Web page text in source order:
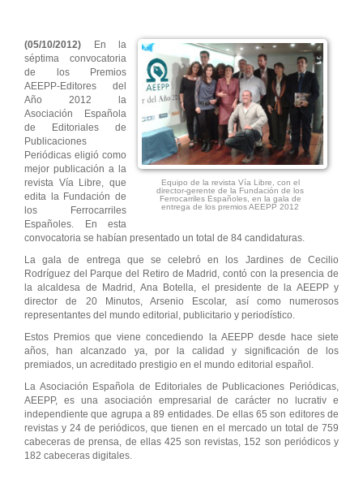
Equipo de la revista Vía Libre, con el
director-gerente de la Fundación de los
Ferrocarriles Españoles, en la gala de
entrega de los premios AEEPP 2012
(05/10/2012)
En la
séptima convocatoria
de los Premios
AEEPP-Editores del
Año 2012 la
Asociación Española
de Editoriales de
Publicaciones
Periódicas eligió como
mejor publicación a la
revista Vía Libre, que
edita la Fundación de
los Ferrocarriles
Españoles. En esta
convocatoria se habían presentado un total de 84 candidaturas.
La gala de entrega que se celebró en los Jardines de Cecilio
Rodríguez del Parque del Retiro de Madrid, contó con la presencia de
la alcaldesa de Madrid, Ana Botella, el presidente de la AEEPP y
director de 20 Minutos, Arsenio Escolar, así como numerosos
representantes del mundo editorial, publicitario y periodístico.
Estos Premios que viene concediendo la AEEPP desde hace siete
años, han alcanzado ya, por la calidad y significación de los
premiados, un acreditado prestigio en el mundo editorial español.
La Asociación Española de Editoriales de Publicaciones Periódicas,
AEEPP, es una asociación empresarial de carácter no lucrativ e
independiente que agrupa a 89 entidades. De ellas 65 son editores de
revistas y 24 de periódicos, que tienen en el mercado un total de 759
cabeceras de prensa, de ellas 425 son revistas, 152 son periódicos y
182 cabeceras digitales.